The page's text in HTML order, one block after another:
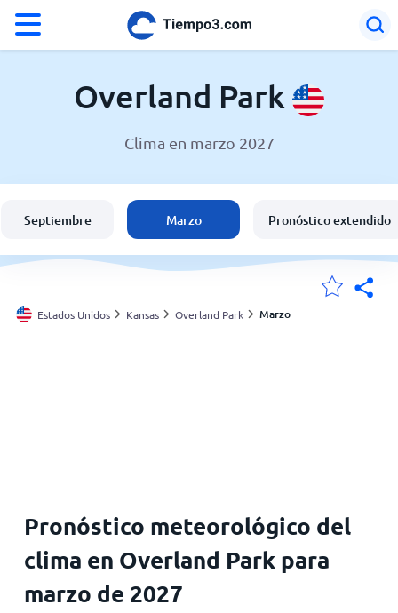
El clima en Overland Park
España
Argentina
Overland Park
Clima en marzo 2027
Septiembre Marzo Pronóstico extendido
Estados Unidos Kansas Overland Park Marzo
Pronóstico meteorológico del
clima en Overland Park para
marzo de 2027